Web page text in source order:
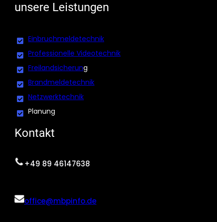
unsere Leistungen
Einbruchmeldetechnik
Professionelle Videotechnik
Freilandsicherung
Brandmeldetechnik
Netzwerktechnik
Planung
Kontakt
+49 89 46147638
office@mbpinfo.de